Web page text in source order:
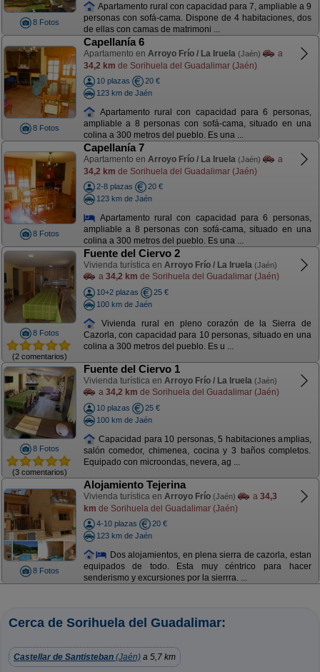
8 Fotos
Apartamento rural con capacidad para 7, ampliable a 9
personas con sofá-cama. Dispone de 4 habitaciones, dos
de ellas con camas de matrimoni ...
8 Fotos
Capellanía 6
Apartamento en Arroyo Frío / La Iruela (Jaén)
a
34,2 km de Sorihuela del Guadalimar (Jaén)
10 plazas
20 €
123 km de Jaén
Apartamento rural con capacidad para 6 personas,
ampliable a 8 personas con sofá-cama, situado en una
colina a 300 metros del pueblo. Es una ...
8 Fotos
Capellanía 7
Apartamento en Arroyo Frío / La Iruela (Jaén)
a
34,2 km de Sorihuela del Guadalimar (Jaén)
2-8 plazas
20 €
123 km de Jaén
Apartamento rural con capacidad para 6 personas,
ampliable a 8 personas con sofá-cama, situado en una
colina a 300 metros del pueblo. Es una ...
8 Fotos
(2 comentarios)
Fuente del Ciervo 2
Vivienda turística en Arroyo Frío / La Iruela (Jaén)
a 34,2 km de Sorihuela del Guadalimar (Jaén)
10+2 plazas
25 €
100 km de Jaén
Vivienda rural en pleno corazón de la Sierra de
Cazorla, con capacidad para 10 personas, situado en una
colina a 300 metros del pueblo. Es u ...
8 Fotos
(3 comentarios)
Fuente del Ciervo 1
Vivienda turística en Arroyo Frío / La Iruela (Jaén)
a 34,2 km de Sorihuela del Guadalimar (Jaén)
10 plazas
25 €
100 km de Jaén
Capacidad para 10 personas, 5 habitaciones amplias,
salón comedor, chimenea, cocina y 3 baños completos.
Equipado con microondas, nevera, ag ...
8 Fotos
Alojamiento Tejerina
Vivienda turística en Arroyo Frío (Jaén) a 34,3
km de Sorihuela del Guadalimar (Jaén)
4-10 plazas
20 €
123 km de Jaén
Dos alojamientos, en plena sierra de cazorla, estan
equipados de todo. Esta muy céntrico para hacer
senderismo y excursiones por la sierrra. ...
Cerca de Sorihuela del Guadalimar:
Castellar de Santisteban (Jaén) a 5,7 km